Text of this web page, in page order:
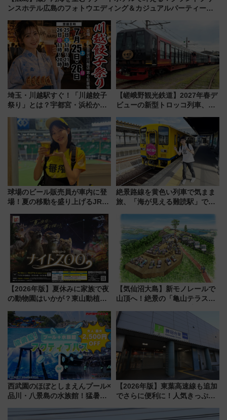
ンスホテル広島のフォトウエディング＆カジュアルパーティープ
埼玉・川越駅すぐ！「川越餃子
祭り」とは？宇都宮・浜松から
を食べ比べ【7月25日・26日開
催】
【嵯峨野観光鉄道】2027年春デ
ビューの新型トロッコ列車、い
は2026年で引退
球場のビール販売員が車内に登
場！夏の移動を盛り上げるJR九
月7日限定 ソフトバンクホーク
スとコラボ
絶景路線を黄色い列車で気まま
旅、「海が見える難読駅」で幸
「新・鉄道ひとり旅」279回目
の舞台は「島原鉄道」
【2026年版】夏休みに家族で夜
の動物園はいかが？東山動植物
ZOO」開催情報
【気仙沼大島】新モノレールで
山頂へ！絶景の「亀山テラス
暇村のお得な日帰りプランも登
場
西武園のほぼとしまえんプール×
品川・八景島の水族館！猛暑を
夏休みをお得に楽しむ！
【2026年版】東葉高速線も追加
でさらに便利に！人気きっぷ
今年も発売 秋・早春に千葉県を